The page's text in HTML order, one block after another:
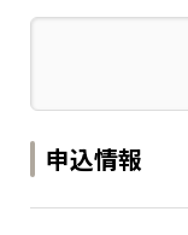
申込情報